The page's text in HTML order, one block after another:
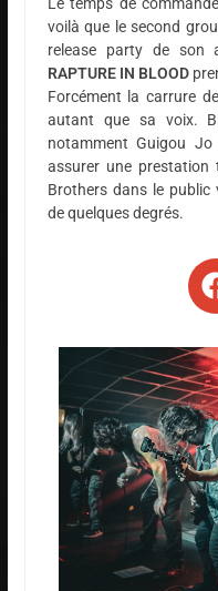
voilà que le second
release party de son
RAPTURE IN BLOOD
Forcément la carrure
autant que sa voix.
notamment Guigou
assurer une prestation
Brothers dans le
de quelques degrés.